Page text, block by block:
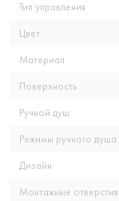
Тип управления
Цвет
Материал
Поверхность
Ручной душ
Режимы ручного душа
Дизайн
Монтажные отверстия